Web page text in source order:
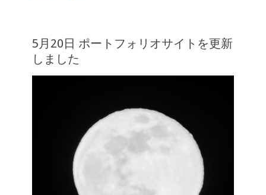
5月20日 ポートフォリオサイトを更新
しました